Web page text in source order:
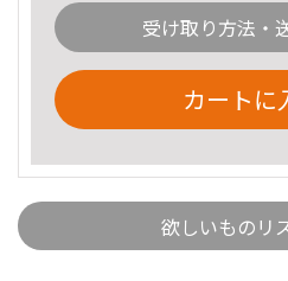
受け取り方法・
カートに
欲しいものリ